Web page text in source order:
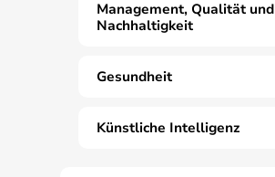
Management, Qualität und
Nachhaltigkeit
Gesundheit
Künstliche Intelligenz